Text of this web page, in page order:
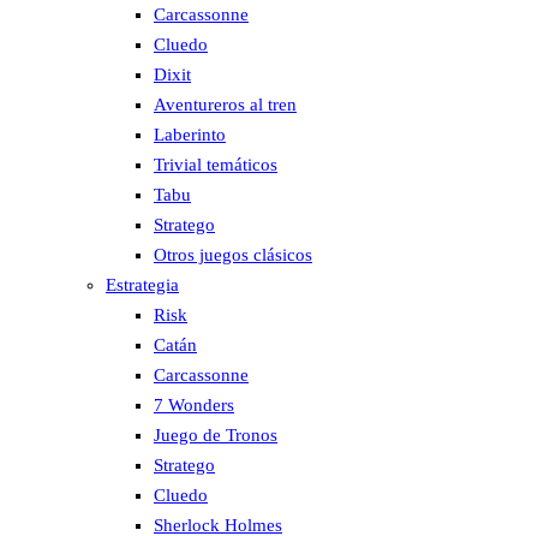
Carcassonne
Cluedo
Dixit
Aventureros al tren
Laberinto
Trivial temáticos
Tabu
Stratego
Otros juegos clásicos
Estrategia
Risk
Catán
Carcassonne
7 Wonders
Juego de Tronos
Stratego
Cluedo
Sherlock Holmes